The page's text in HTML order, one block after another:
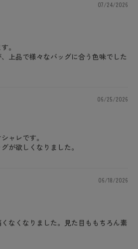
07/24/2026
。
上品で様々なバッグに合う色味でした
06/25/2026
ャレです。
が欲しくなりました。
06/18/2026
なくなりました。見た目ももちろん素